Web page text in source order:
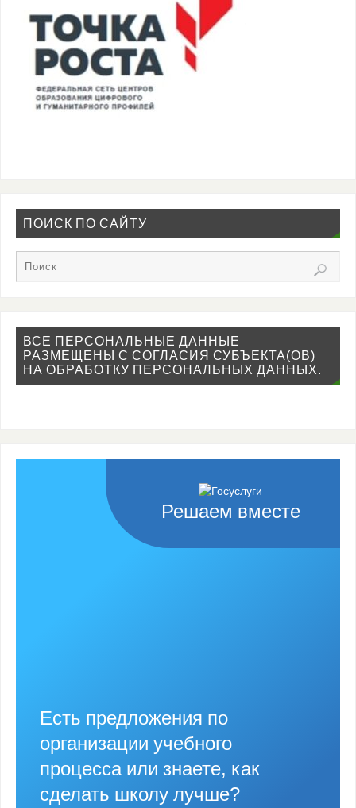
ПОИСК ПО САЙТУ
ВСЕ ПЕРСОНАЛЬНЫЕ ДАННЫЕ
РАЗМЕЩЕНЫ С СОГЛАСИЯ СУБЪЕКТА(ОВ)
НА ОБРАБОТКУ ПЕРСОНАЛЬНЫХ ДАННЫХ.
Решаем вместе
Есть предложения по
организации учебного
процесса или знаете, как
сделать школу лучше?